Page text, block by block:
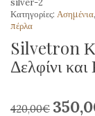
silver-2
Κατηγορίες: Ασημένια,
πέρλα
Silvetron
Δελφίνι
420,00€ Original